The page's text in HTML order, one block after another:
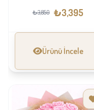
₺3,850 ₺3,395
Ürünü İncele